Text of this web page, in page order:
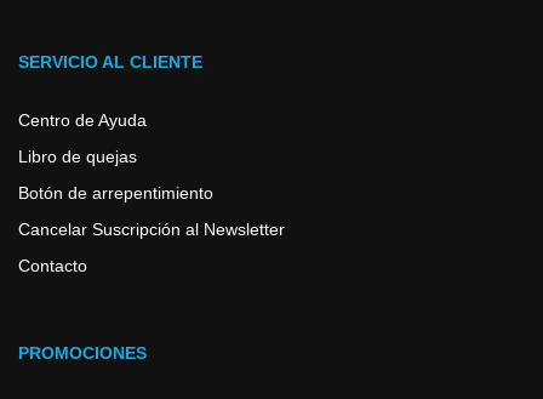
SERVICIO AL CLIENTE
Centro de Ayuda
Libro de quejas
Botón de arrepentimiento
Cancelar Suscripción al Newsletter
Contacto
PROMOCIONES